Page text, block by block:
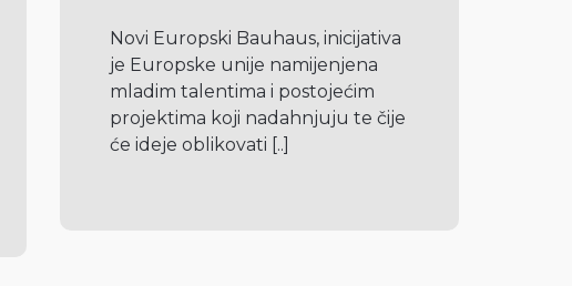
Novi Europski Bauhaus, inicijativa
je Europske unije namijenjena
mladim talentima i postojećim
projektima koji nadahnjuju te čije
će ideje oblikovati [..]